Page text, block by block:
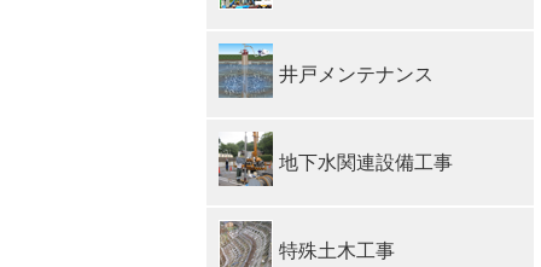
井戸メンテナンス
地下水関連設備工事
特殊土木工事